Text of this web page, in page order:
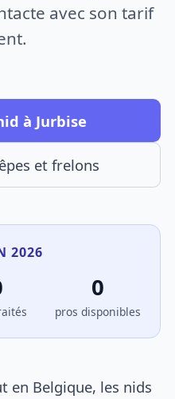
avec son tarif
à Jurbise
et frelons
2026
0
pros disponibles
en Belgique, les nids